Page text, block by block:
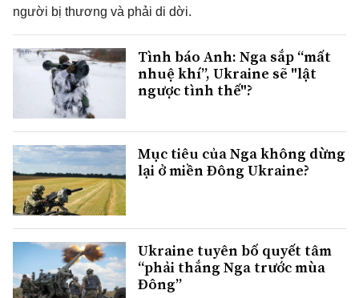
người bị thương và phải di dời.
Tình báo Anh: Nga sắp “mất
nhuệ khí”, Ukraine sẽ "lật
ngược tình thế"?
Mục tiêu của Nga không dừng
lại ở miền Đông Ukraine?
Ukraine tuyên bố quyết tâm
“phải thắng Nga trước mùa
Đông”